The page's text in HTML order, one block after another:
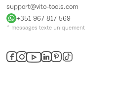
support@vito-tools.com
+351 967 817 569
* messages texte uniquement